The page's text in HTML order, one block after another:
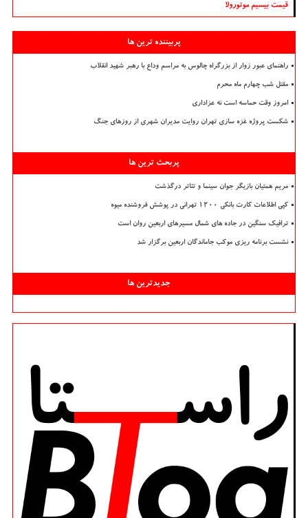
قیمت بیسیم موتورولا
پربیننده ترین ها
راهنمای عبور زوار از بزرگراه چالوس به مراسم وداع با رهبر شهید انقلاب
مقتل شب چهارم ماه محرم
امروز وقت حماسه است نه عزاداری
شکست پروژه غزه سازی تهران روایت مدیران شهری از روزهای جنگ
پربحث ترین ها
مریم همتیان بازیگر جوان سینما و تئاتر درگذشت
کپی اطلاعات کارت بانکی ۱۲۰۰ تهرانی در پوشش فروشنده میوه
ترافیک سنگین در جاده های شمال مسیرهای اربعین روان است
نشست برنامه ریزی موکب جاماندگان اربعین برگزار شد
جدیدترین ها